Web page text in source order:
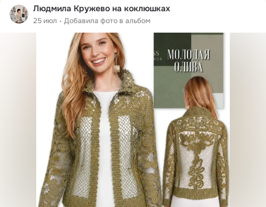
Людмила Кружево на коклюшках
25 июл Добавила фото в альбом